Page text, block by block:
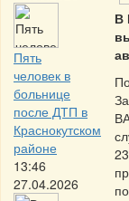
Пять
человек в
больнице
после ДТП в
Краснокутском
районе
13:46
27.04.2026
В